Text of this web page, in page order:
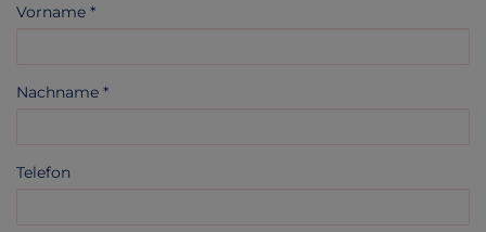
Vorname
Nachname
Telefon